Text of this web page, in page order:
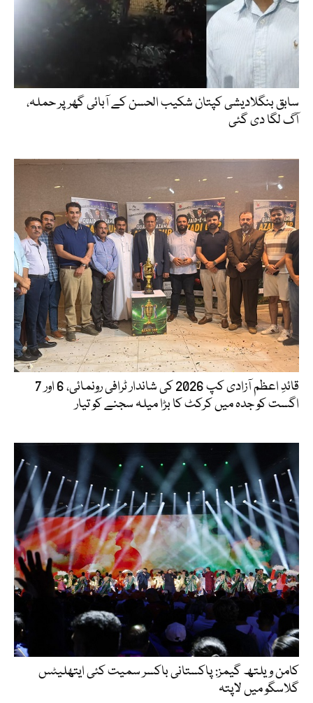
سابق بنگلادیشی کپتان شکیب الحسن کے آبائی گھر پر حملہ،
آگ لگا دی گئی
قائدِ اعظم آزادی کپ 2026 کی شاندار ٹرافی رونمائی، 6 اور 7
اگست کو جدہ میں کرکٹ کا بڑا میلہ سجنے کو تیار
کامن ویلتھ گیمز: پاکستانی باکسر سمیت کئی ایتھلیٹس
گلاسگو میں لاپتہ